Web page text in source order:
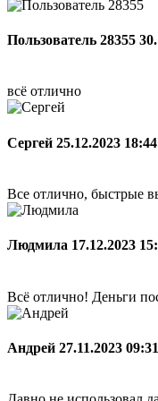
Пользователь 28355
всё отлично
Сергей 25.12.2023
Все отлично, быстрые
Людмила 17.12.2023
Всё отлично! Деньги
Андрей 27.11.2023